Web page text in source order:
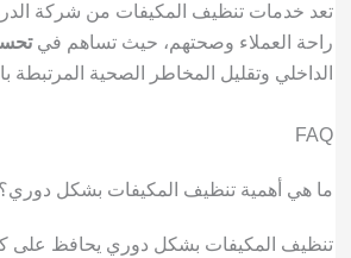
تعد خدمات تنظيف المكيفات من شركة
راحة العملاء وصحتهم، حيث تساهم في
الداخلي وتقليل المخاطر الصحية المرتبطة
FAQ
ما هي أهمية تنظيف المكيفات بشكل دوري؟
تنظيف المكيفات بشكل دوري يحافظ على